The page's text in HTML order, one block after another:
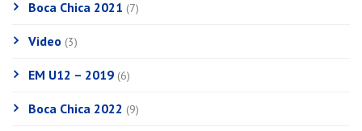
Boca Chica 2021 (7)
Video (3)
EM U12 – 2019 (6)
Boca Chica 2022 (9)